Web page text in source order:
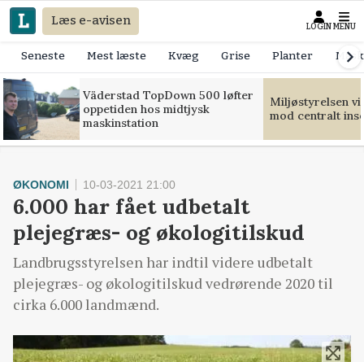
Læs e-avisen LOGIN MENU
Seneste Mest læste Kvæg Grise Planter
Väderstad TopDown 500 løfter
oppetiden hos midtjysk
maskinstation
Miljøstyrelsen
mod centralt
ØKONOMI 10-03-2021 21:00
6.000 har fået udbetalt
plejegræs- og økologitilskud
Landbrugsstyrelsen har indtil videre udbetalt
plejegræs- og økologitilskud vedrørende 2020 til
cirka 6.000 landmænd.